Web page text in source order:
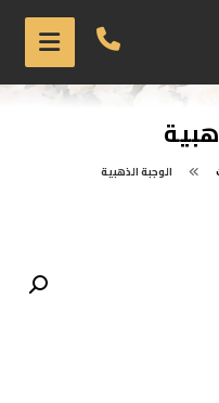
الوجبة الذهبية